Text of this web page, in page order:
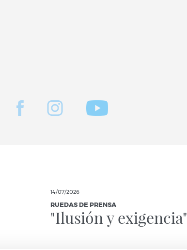
14/07/2026
RUEDAS DE PRENSA
"Ilusión y exigencia"